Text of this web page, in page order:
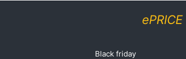
Black friday